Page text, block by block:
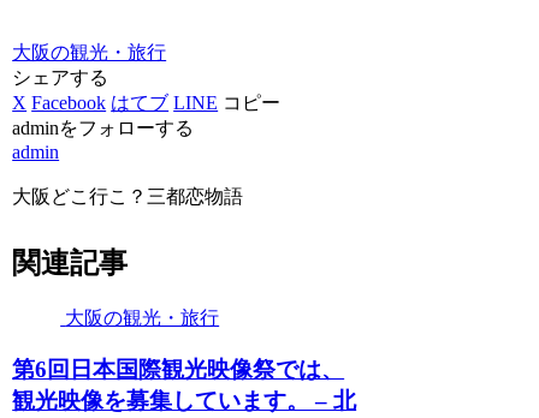
大阪の観光・旅行
シェアする
X Facebook はてブ LINE コピー
adminをフォローする
admin
大阪どこ行こ？三都恋物語
関連記事
大阪の観光・旅行
第6回日本国際観光映像祭では、
観光映像を募集しています。 – 北